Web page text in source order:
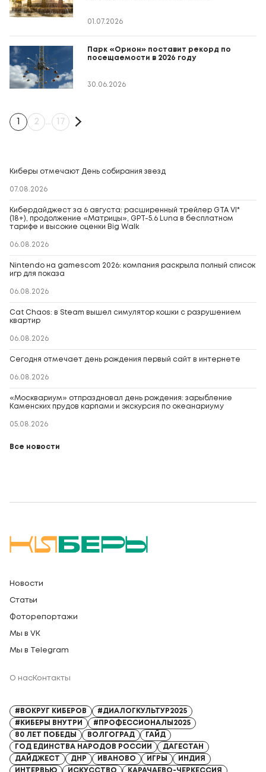
01.07.2026
Парк «Орион» поставит рекорд по
посещаемости в 2026 году
30.06.2026
1 2 17
Киберы отмечают День собирания звезд
07.08.2026
Кибердайджест за 6 августа: расширенный трейлер GTA VI*
(18+), продолжение «Матрицы», GPT-5.6 Luna в бесплатном
тарифе и высокие оценки Big Walk
06.08.2026
Nintendo на gamescom 2026: компания раскрыла полный список
игр для показа
06.08.2026
Cat Chaos: в Steam вышел симулятор кошки с разрушением
квартир
06.08.2026
Сегодня отмечает день рождения первый сайт в интернете
06.08.2026
«Москвариум» отпраздновал день рождения: зарыбление
Каменских прудов карпами и экскурсия по океанариуму
05.08.2026
Все новости
Новости
Статьи
Фоторепортажи
Мы в VK
Мы в Telegram
О насКонтакты
#ВОКРУГ КИБЕРОВ
#ДИАЛОГКУЛЬТУР2025
#КИБЕРЫ ВНУТРИ
#ПРОФЕССИОНАЛЫ2025
80 ЛЕТ ПОБЕДЫ
ВОЛГОГРАД
ГАЙД
ГОД ЕДИНСТВА НАРОДОВ РОССИИ
ДАГЕСТАН
ДАЙДЖЕСТ
ДНР ИВАНОВО ИГРЫ
ИНДИЯ
ИНТЕРВЬЮ
ИСКУССТВО КАРАЧАЕВО-ЧЕРКЕССИЯ